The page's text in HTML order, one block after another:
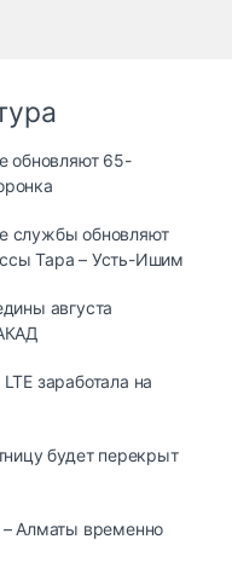
обновляют 65-
службы обновляют
Тара – Усть-Ишим
августа
заработала на
будет перекрыт
Алматы временно